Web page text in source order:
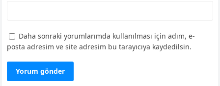
Daha sonraki yorumlarımda kullanılması için adım, e-
posta adresim ve site adresim bu tarayıcıya kaydedilsin.